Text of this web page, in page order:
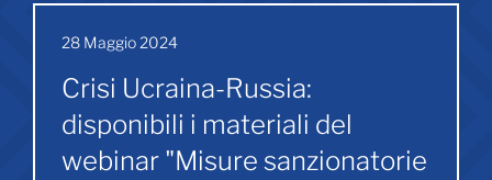
28 Maggio 2024
Crisi Ucraina-Russia:
disponibili i materiali del
webinar "Misure sanzionatorie